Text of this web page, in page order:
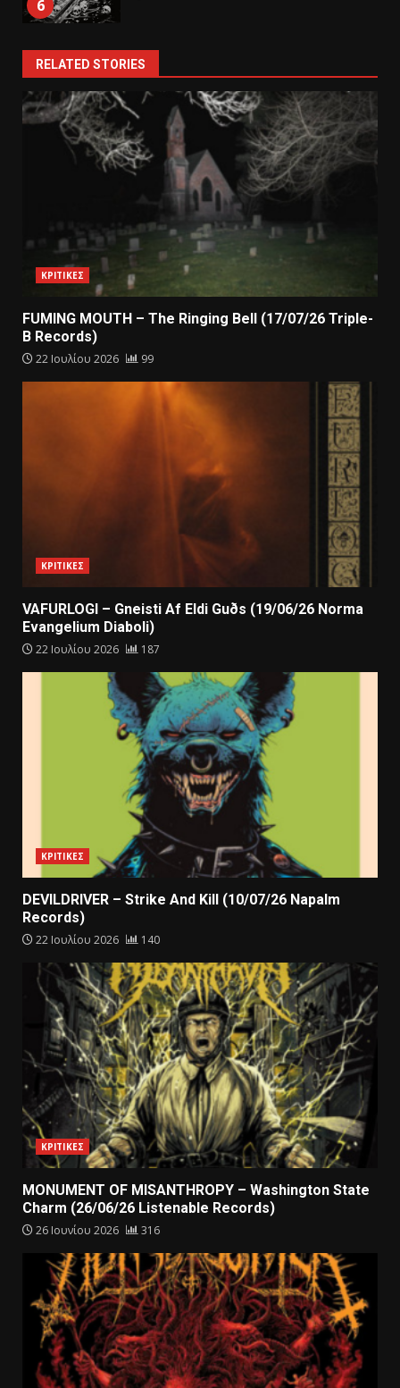
6
RELATED STORIES
ΚΡΙΤΙΚΕΣ
FUMING MOUTH – The Ringing Bell (17/07/26 Triple-
B Records)
22 Ιουλίου 2026 99
ΚΡΙΤΙΚΕΣ
VAFURLOGI – Gneisti Af Eldi Guðs (19/06/26 Norma
Evangelium Diaboli)
22 Ιουλίου 2026 187
ΚΡΙΤΙΚΕΣ
DEVILDRIVER – Strike And Kill (10/07/26 Napalm
Records)
22 Ιουλίου 2026 140
ΚΡΙΤΙΚΕΣ
MONUMENT OF MISANTHROPY – Washington State
Charm (26/06/26 Listenable Records)
26 Ιουνίου 2026 316